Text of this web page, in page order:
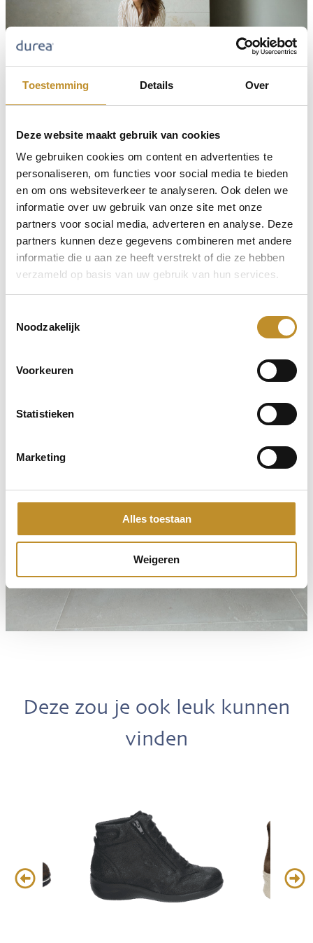
Toestemming Details Over
Deze website maakt gebruik van cookies
We gebruiken cookies om content en advertenties te
personaliseren, om functies voor social media te bieden
en om ons websiteverkeer te analyseren. Ook delen we
informatie over uw gebruik van onze site met onze
partners voor social media, adverteren en analyse. Deze
partners kunnen deze gegevens combineren met andere
informatie die u aan ze heeft verstrekt of die ze hebben
verzameld op basis van uw gebruik van hun services.
Noodzakelijk
Voorkeuren
Statistieken
Marketing
Alles toestaan
Weigeren
Deze zou je ook leuk kunnen
vinden